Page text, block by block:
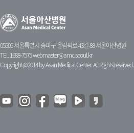
05505 서울특별시 송파구 올림픽로 43길 88 서울아산병원
TEL 1688-7575webmaster@amc.seoul.kr
Copyright@2014 by Asan Medical Center. All Rights reserved.